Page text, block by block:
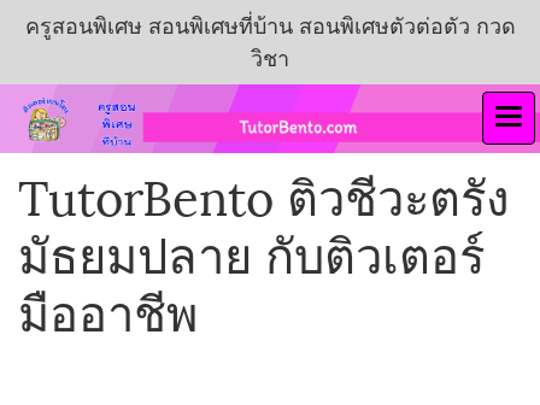
ครูสอนพิเศษ สอนพิเศษที่บ้าน สอนพิเศษตัวต่อตัว กวด
วิชา
TutorBento ติวชีวะตรัง
มัธยมปลาย กับติวเตอร์
มืออาชีพ